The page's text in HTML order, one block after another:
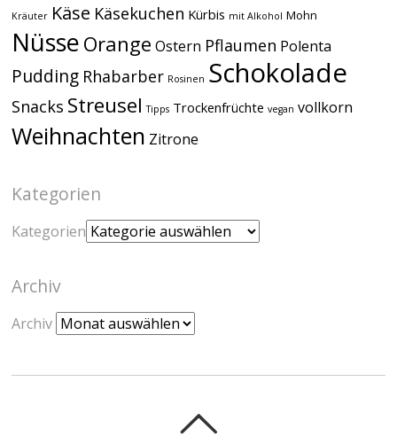
Kräuter Käse Käsekuchen Kürbis mit Alkohol Mohn
Nüsse Orange Ostern Pflaumen Polenta
Pudding Rhabarber Rosinen Schokolade
Snacks Streusel Tipps Trockenfrüchte vegan vollkorn
Weihnachten Zitrone
Kategorien
Kategorien
Archiv
Archiv